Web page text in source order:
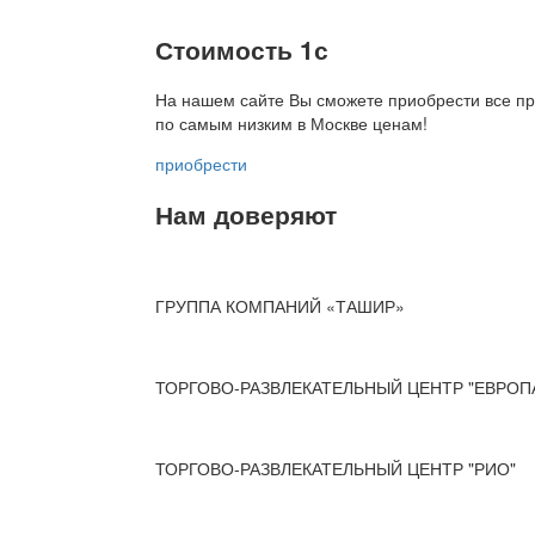
Стоимость 1с
На нашем сайте Вы сможете приобрести все
по самым низким в Москве ценам!
приобрести
Нам доверяют
ГРУППА КОМПАНИЙ «ТАШИР»
ТОРГОВО-РАЗВЛЕКАТЕЛЬНЫЙ ЦЕНТР
ТОРГОВО-РАЗВЛЕКАТЕЛЬНЫЙ ЦЕНТР "РИО"